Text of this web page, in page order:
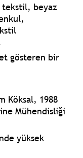
beyaz
gösteren bir
Köksal, 1988
Mühendisliği
yüksek